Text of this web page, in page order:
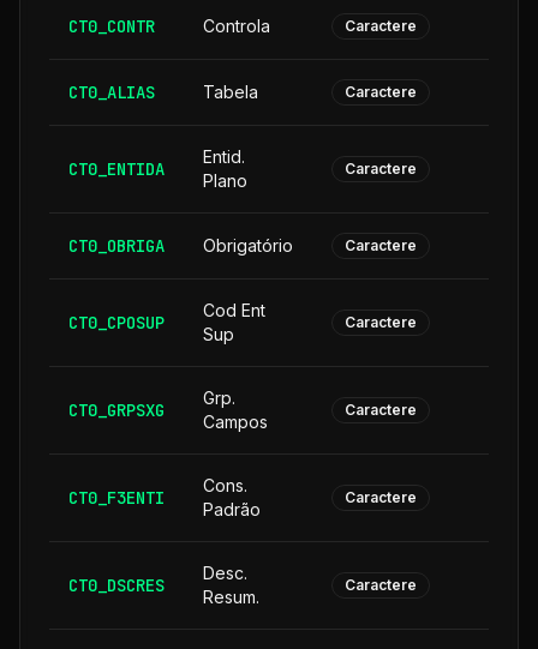
CT0_CONTR Controla Caractere
CT0_ALIAS Tabela Caractere
CT0_ENTIDA
Entid.
Plano
Caractere
CT0_OBRIGA Obrigatório Caractere
CT0_CPOSUP
Cod Ent
Sup
Caractere
CT0_GRPSXG
Grp.
Campos
Caractere
CT0_F3ENTI
Cons.
Padrão
Caractere
CT0_DSCRES
Desc.
Resum.
Caractere